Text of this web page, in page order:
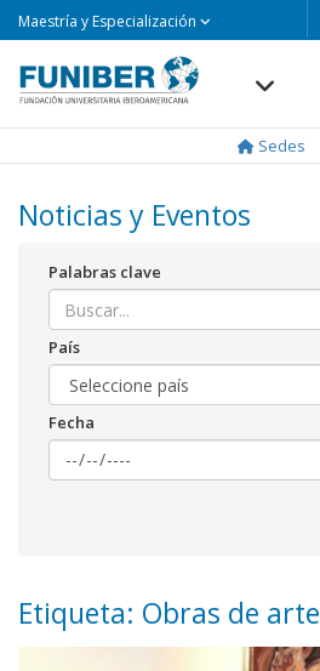
Maestría y Especialización
Sedes
Noticias y Eventos
Palabras clave
País
Fecha
Etiqueta: Obras de arte